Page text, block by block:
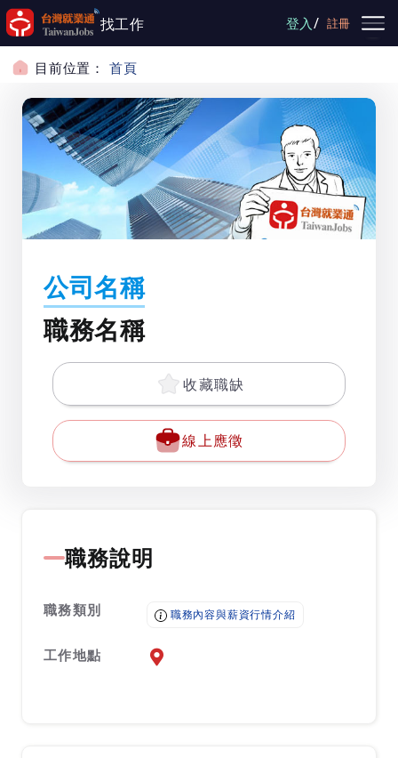
跳到主要內容
找工作 登入/ 註冊
目前位置： 首頁
公司名稱
職務名稱
收藏職缺
線上應徵
職務說明
職務類別 職務內容與薪資行情介紹
工作地點 前往查看地圖